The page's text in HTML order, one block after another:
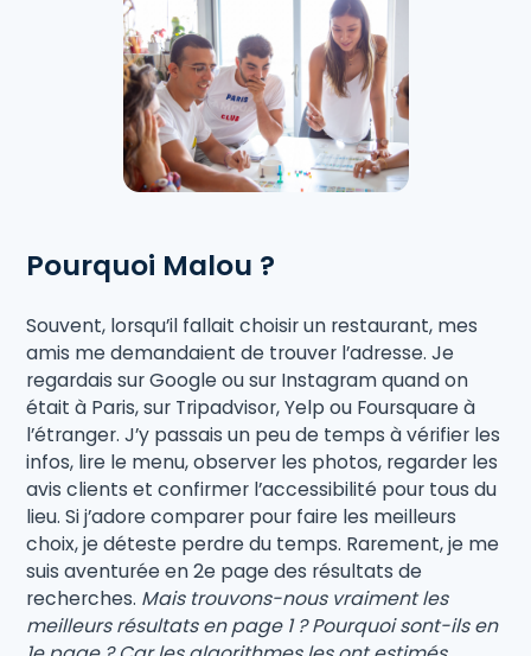
Pourquoi Malou ?
Souvent, lorsqu’il fallait choisir un restaurant, mes
amis me demandaient de trouver l’adresse. Je
regardais sur Google ou sur Instagram quand on
était à Paris, sur Tripadvisor, Yelp ou Foursquare à
l’étranger. J’y passais un peu de temps à vérifier les
infos, lire le menu, observer les photos, regarder les
avis clients et confirmer l’accessibilité pour tous du
lieu. Si j’adore comparer pour faire les meilleurs
choix, je déteste perdre du temps. Rarement, je me
suis aventurée en 2e page des résultats de
recherches. Mais trouvons-nous vraiment les
meilleurs résultats en page 1 ? Pourquoi sont-ils en